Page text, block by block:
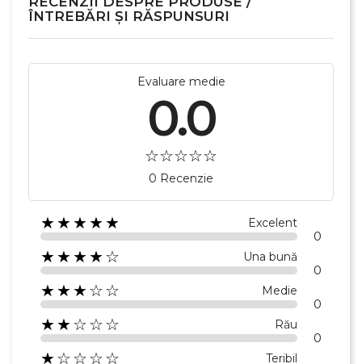
ÎNTREBĂRI ȘI RĂSPUNSURI
Evaluare medie
0.0
0 Recenzie
★★★★★ Excelent
0
★★★★☆ Una bună
0
★★★☆☆ Medie
0
★★☆☆☆ Rău
0
★☆☆☆☆ Teribil